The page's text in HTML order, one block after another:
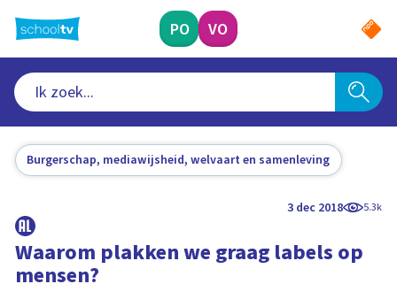
naar
hoofdinhoud
PO VO
Burgerschap, mediawijsheid, welvaart en samenleving
3 dec 2018 5.3k
Waarom plakken we graag labels op
mensen?